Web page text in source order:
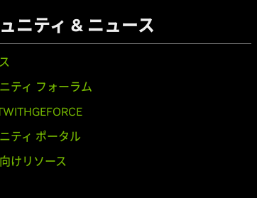
ニティ & ニュース
ティ フォーラム
ティ ポータル
けリソース